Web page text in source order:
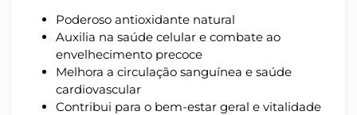
Poderoso antioxidante natural
Auxilia na saúde celular e combate ao
envelhecimento precoce
Melhora a circulação sanguínea e saúde
cardiovascular
Contribui para o bem-estar geral e vitalidade